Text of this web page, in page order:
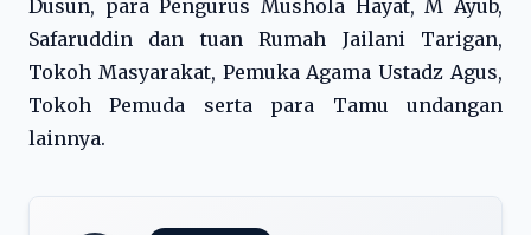
Dusun, para Pengurus Mushola Hayat, M Ayub,
Safaruddin dan tuan Rumah Jailani Tarigan,
Tokoh Masyarakat, Pemuka Agama Ustadz Agus,
Tokoh Pemuda serta para Tamu undangan
lainnya.